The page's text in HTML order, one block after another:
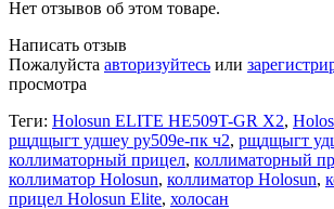
Нет отзывов об этом товаре.
Написать отзыв
Пожалуйста авторизуйтесь или
просмотра
Теги: Holosun ELITE HE509T-GR X2,
рщдщыгт удшеу ру509е-пк ч2, рщдщыгт
коллиматорный прицел, коллиматорный
коллиматор Holosun, коллиматор Holosun,
прицел Holosun Elite, холосан